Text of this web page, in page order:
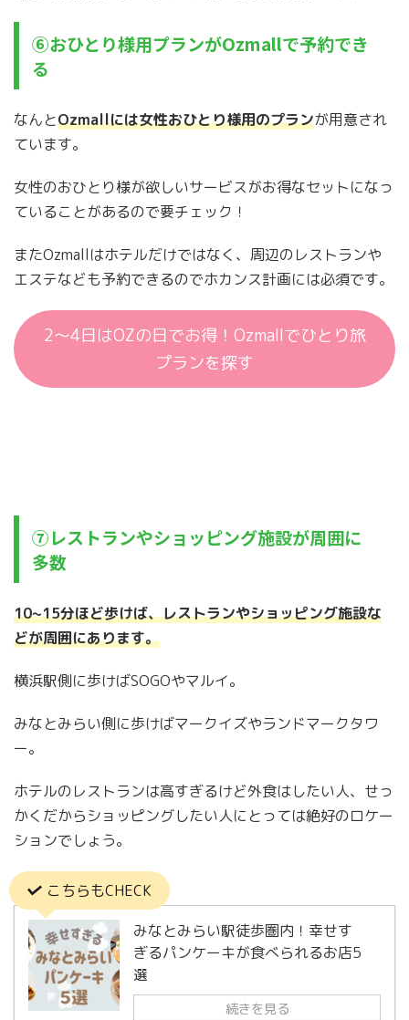
⑥おひとり様用プランがOzmallで予約でき
る
なんとOzmallには女性おひとり様用のプランが用意され
ています。
女性のおひとり様が欲しいサービスがお得なセットになっ
ていることがあるので要チェック！
またOzmallはホテルだけではなく、周辺のレストランや
エステなども予約できるのでホカンス計画には必須です。
2〜4日はOZの日でお得！Ozmallでひとり旅
プランを探す
⑦レストランやショッピング施設が周囲に
多数
10~15分ほど歩けば、レストランやショッピング施設な
どが周囲にあります。
横浜駅側に歩けばSOGOやマルイ。
みなとみらい側に歩けばマークイズやランドマークタワ
ー。
ホテルのレストランは高すぎるけど外食はしたい人、せっ
かくだからショッピングしたい人にとっては絶好のロケー
ションでしょう。
こちらもCHECK
みなとみらい駅徒歩圏内！幸せす
ぎるパンケーキが食べられるお店5
選
続きを見る